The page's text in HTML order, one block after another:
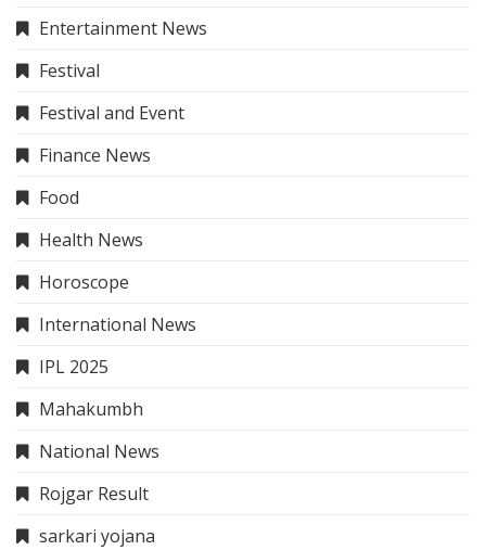
Entertainment News
Festival
Festival and Event
Finance News
Food
Health News
Horoscope
International News
IPL 2025
Mahakumbh
National News
Rojgar Result
sarkari yojana